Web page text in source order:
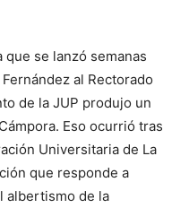
que se lanzó semanas
al Rectorado
de la JUP produjo un
Eso ocurrió tras
Universitaria de La
que responde a
albertismo de la